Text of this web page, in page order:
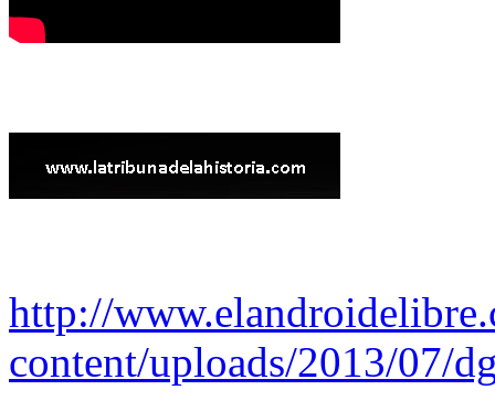
http://
content/uploads/2013/07/